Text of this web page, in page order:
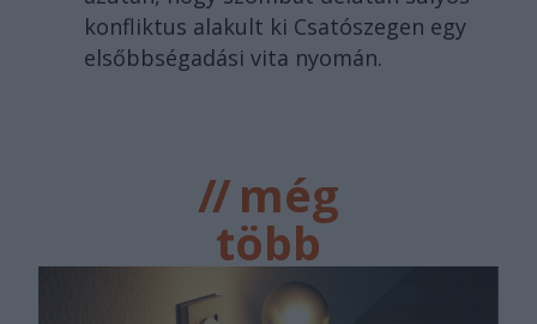
konfliktus alakult ki Csatószegen egy
elsőbbségadási vita nyomán.
//még
több
főtér.ro